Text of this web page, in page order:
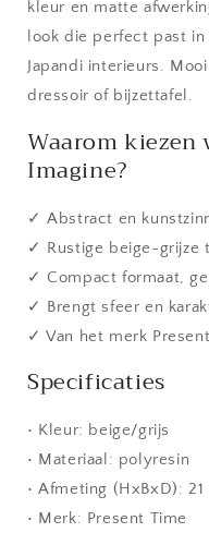
kleur en matte
look die perfect past in
Japandi interieurs.
dressoir of bijzettafel.
Waarom
Imagine?
✓ Abstract en
✓ Rustige beige-grijze
✓ Compact formaat,
✓ Brengt sfeer en
✓ Van het merk
Specificaties
• Kleur: beige/grijs
• Materiaal: polyresin
• Afmeting (HxBxD): 21
• Merk: Present Time